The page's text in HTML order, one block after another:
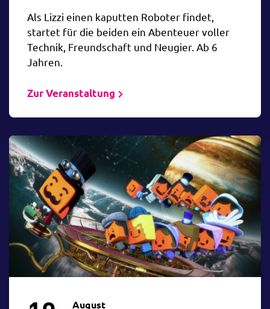
Als Lizzi einen kaputten Roboter findet,
startet für die beiden ein Abenteuer voller
Technik, Freundschaft und Neugier. Ab 6
Jahren.
Zur Veranstaltung
August